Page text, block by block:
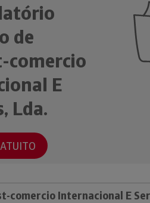
de
comercio
E
Lda.
comercio Internacional E